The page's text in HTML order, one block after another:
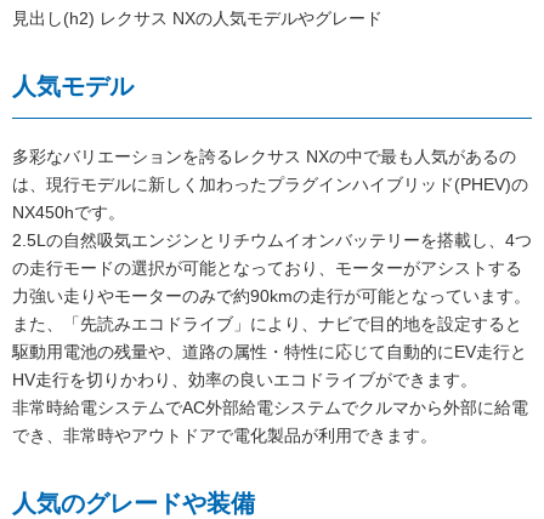
見出し(h2) レクサス NXの人気モデルやグレード
人気モデル
多彩なバリエーションを誇るレクサス NXの中で最も人気があるの
は、現行モデルに新しく加わったプラグインハイブリッド(PHEV)の
NX450hです。
2.5Lの自然吸気エンジンとリチウムイオンバッテリーを搭載し、4つ
の走行モードの選択が可能となっており、モーターがアシストする
力強い走りやモーターのみで約90kmの走行が可能となっています。
また、「先読みエコドライブ」により、ナビで目的地を設定すると
駆動用電池の残量や、道路の属性・特性に応じて自動的にEV走行と
HV走行を切りかわり、効率の良いエコドライブができます。
非常時給電システムでAC外部給電システムでクルマから外部に給電
でき、非常時やアウトドアで電化製品が利用できます。
人気のグレードや装備